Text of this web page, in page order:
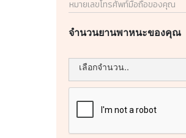
จำนวนยานพาหนะของคุณ